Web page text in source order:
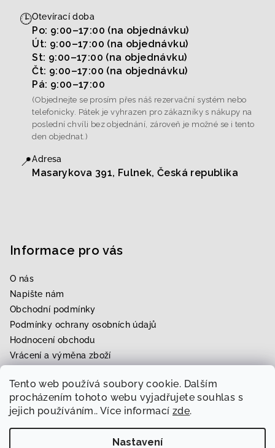
Tento web používá soubory cookie. Dalším
procházením tohoto webu vyjadřujete souhlas s
jejich používáním.. Více informací zde.
Nastavení
🕒Otevírací doba
Po: 9:00–17:00 (na objednávku)
Út: 9:00–17:00 (na objednávku)
St: 9:00–17:00 (na objednávku)
Čt: 9:00–17:00 (na objednávku)
Pá: 9:00–17:00
(Objednejte se prosím přes náš rezervační systém nebo
telefonicky. Pátek je vyhrazen pro zákazníky s nákupy na
poslední chvíli bez objednání, zároveň je možné se i tento
den objednat.)
📍Adresa
Masarykova 391, Fulnek, Česká republika
Informace pro vás
O nás
Napište nám
Obchodní podmínky
Podmínky ochrany osobních údajů
Hodnocení obchodu
Vrácení a výměna zboží
Rezervace zkoušky